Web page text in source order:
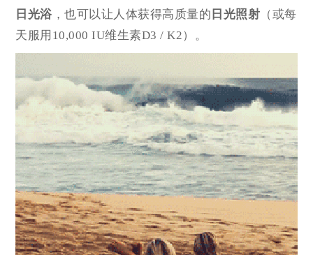
日光浴 ，也可以让人体获得高质量的 日光照射 （或每
天服用10,000 IU维生素D3 / K2）。